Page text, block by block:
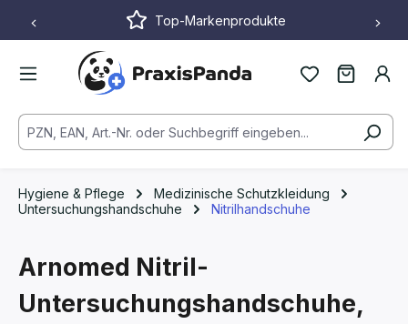
Zum Hauptinhalt springenTop-Markenprodukte
Hygiene & Pflege
Medizinische Schutzkleidung
Untersuchungshandschuhe
Nitrilhandschuhe
Arnomed Nitril-
Untersuchungshandschuhe,